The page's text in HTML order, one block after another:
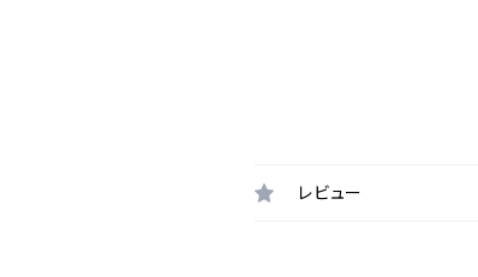
レビュー